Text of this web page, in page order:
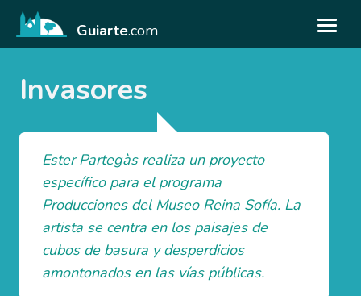
Guiarte.com
Invasores
Ester Partegàs realiza un proyecto
específico para el programa
Producciones del Museo Reina Sofía. La
artista se centra en los paisajes de
cubos de basura y desperdicios
amontonados en las vías públicas.